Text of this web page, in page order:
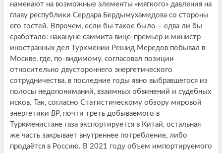
намекают на возможные элементы «мягкого» давления на
главу республики Сердара Бердымухамедова со стороны
его гостей. Впрочем, если бы такое было – едва ли бы
сработало: накануне саммита вице-премьер и министр
иностранных дел Туркмении Решид Мередов побывал в
Москве, где, по-видимому, согласовал позиции
относительно двустороннего энергетического
сотрудничества, в последние годы явно выбравшегося из
полосы недопониманий, взаимных обвинений и судебных
исков. Так, согласно Статистическому обзору мировой
энергетики BP, почти треть добываемого в
Туркменистане газа экспортируется в Китай, остальная
же часть закрывает внутреннее потребление, либо
продаётся в Россию. В 2021 году объем импортируемого